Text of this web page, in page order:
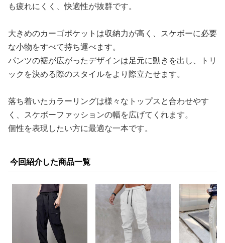
も疲れにくく、快適性が抜群です。
大きめのカーゴポケットは収納力が高く、スケボーに必要
な小物をすべて持ち運べます。
パンツの裾が広がったデザインは足元に動きを出し、トリ
ックを決める際のスタイルをより際立たせます。
落ち着いたカラーリングは様々なトップスと合わせやす
く、スケボーファッションの幅を広げてくれます。
個性を表現したい方に最適な一本です。
今回紹介した商品一覧